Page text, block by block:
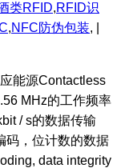
类RFID,RFID识
,NFC防伪包装, |
能源Contactless
MHz的工作频率
/ s的数据传输
码，位计数的数据
data integrity